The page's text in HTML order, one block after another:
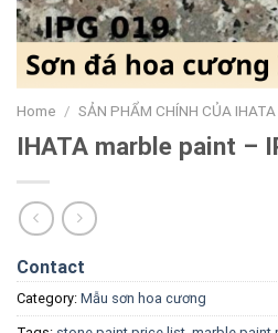
Home / SẢN PHẨM CHÍNH CỦA IHATA
IHATA marble paint –
Contact
Category: Mẫu sơn hoa cương